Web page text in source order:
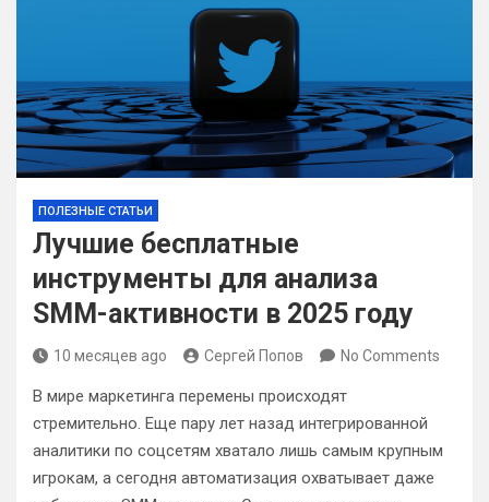
ПОЛЕЗНЫЕ СТАТЬИ
Лучшие бесплатные
инструменты для анализа
SMM-активности в 2025 году
10 месяцев ago Сергей Попов No Comments
В мире маркетинга перемены происходят
стремительно. Еще пару лет назад интегрированной
аналитики по соцсетям хватало лишь самым крупным
игрокам, а сегодня автоматизация охватывает даже